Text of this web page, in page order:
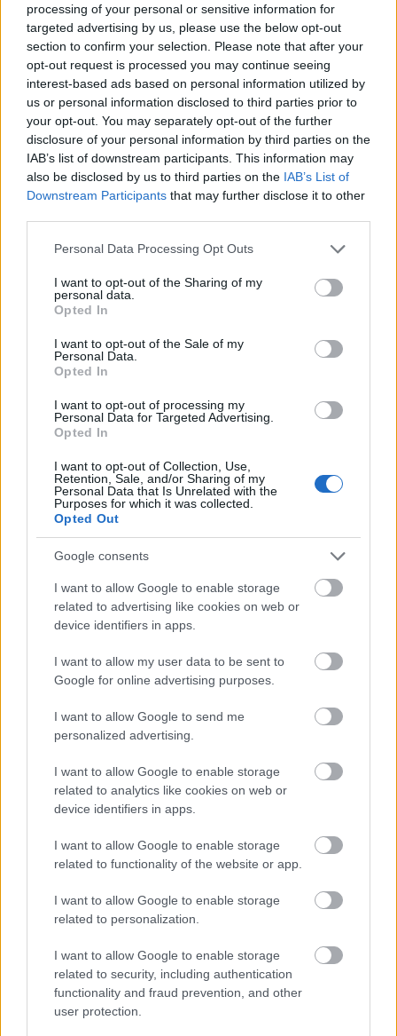
processing of your personal or sensitive information for
targeted advertising by us, please use the below opt-out
section to confirm your selection. Please note that after your
opt-out request is processed you may continue seeing
interest-based ads based on personal information utilized by
us or personal information disclosed to third parties prior to
your opt-out. You may separately opt-out of the further
disclosure of your personal information by third parties on the
IAB’s list of downstream participants. This information may
also be disclosed by us to third parties on the IAB’s List of
Downstream Participants that may further disclose it to other
Please note that this website/app uses one or more Google
not limited to your visit or usage behaviour. You may click to
grant or deny consent to Google and its third-party tags to
use your data for below specified purposes in below Google
consent section.
Personal Data Processing Opt Outs
I want to opt-out of the Sharing of my
personal data.
Opted In
I want to opt-out of the Sale of my
Personal Data.
Opted In
I want to opt-out of processing my
Personal Data for Targeted Advertising.
Opted In
I want to opt-out of Collection, Use,
Retention, Sale, and/or Sharing of my
Personal Data that Is Unrelated with the
Purposes for which it was collected.
Opted Out
Google consents
I want to allow Google to enable storage
related to advertising like cookies on web or
device identifiers in apps.
I want to allow my user data to be sent to
Google for online advertising purposes.
I want to allow Google to send me
personalized advertising.
I want to allow Google to enable storage
related to analytics like cookies on web or
device identifiers in apps.
I want to allow Google to enable storage
related to functionality of the website or app.
I want to allow Google to enable storage
related to personalization.
I want to allow Google to enable storage
related to security, including authentication
functionality and fraud prevention, and other
user protection.
A főváros többi nagyobb színházaiban szintén
működik pártoló rendszer. A kedvezmények
intézményenként változhatnak, kivéve az elővásárlási
jogot, amely mindenhol megilleti a résztvevőket. A
Madách Kamara pártolója minden premier előtt
megnézhet egy kijelölt próbát. Havonta szervezett
művész-néző találkozókra is kizárólag őket várják, és
évadonként szavazhatnak a Madách Kamara legjobb
színész-, illetve színésznő-díjára. A nagy Madáchban
a színház baráti köre működik hasonlóképpen. A
tagság egyetlen feltétele, hogy a magánszemély
vagy a szponzor-cég szerződést kössön a Madách
Színházért Alapítvánnyal. A teátrum támogatásának
egyik lehetősége a székvásárlás, ez számos
kedvezménnyel jár. A felajánló évadonként
igényelhet egy tiszteletjegyet, a bemutatók után
pedig találkozhat a művészekkel.
A Magyar Színház Baráti Társaságának tagjai évi
ötszáz forintért írásos tájékoztatást kapnak a
színház fontosabb eseményeiről, és tíz százalékos
kedvezményt a bérlet árából. A "barátoknak"
Színház hasonló köréhez tartozóknak évadonként
ezerötszáz forintért havi műsor jár, a jegyelővételi
jog mellett a belépőkből száz forint kedvezmény
illeti meg őket.
publikum, és ezzel a teltházas produkciókat elsőként
tekintheti meg. Ugyancsak pártoló tagokat vár a
Budapesti Kamaraszínház, ők havonta a kijelölt
lcsóbban juthatnak jegyhez. Az Új Színház feltételei
hasonlóak. A Nemzeti Színházban ingyenesen
csatlakozhatnak a nézők a baráti körhöz, nekik
szintén küldenek körlevelet a teátrum aktuális
eseményeiről. A tagokat itt is megilleti a jegy-
elővételi jog, viszont a belépők árából nem kapnak
kedvezményt.
A vidéki teátrumokban főként a bérletrendszer
jellemző, persze a nagyobb színházakban ugyancsak
Színházban a tagsági kártyára tíz százalék bérlet-, és
jegyvásárlási kedvezmény igényelhető.
A Győri Nemzeti Színházban különös a pártoló-
rendszer. A cégek és a nagyvállalatok minimum
ötvenezer forintért hirdethetnek a színházban, annak
kiadványaiban, és testületileg megnézhetnek egy-